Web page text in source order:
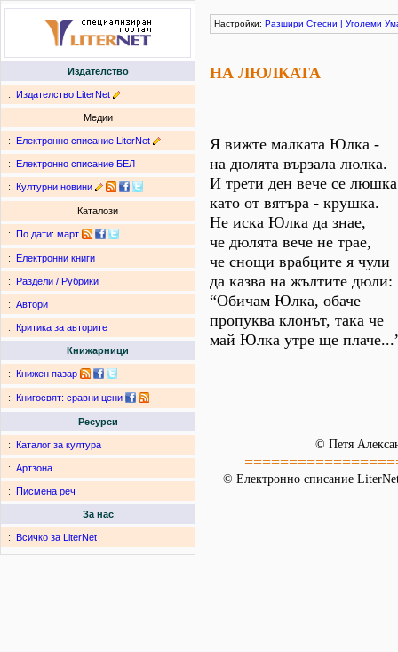
Издателство
:. Издателство LiterNet
Медии
:. Електронно списание LiterNet
:. Електронно списание БЕЛ
:. Културни новини
Каталози
:. По дати: март
:. Електронни книги
:. Раздели / Рубрики
:. Автори
:. Критика за авторите
Книжарници
:. Книжен пазар
:. Книгосвят: сравни цени
Ресурси
:. Каталог за култура
:. Артзона
:. Писмена реч
За нас
:. Всичко за LiterNet
Настройки: Разшири Стесни | Уголеми
НА ЛЮЛКАТА
Я вижте малката Юлка -
на дюлята вързала люлка.
И трети ден вече се люшка
като от вятъра - крушка.
Не иска Юлка да знае,
че дюлята вече не трае,
че снощи врабците я чули
да казва на жълтите дюли:
“Обичам Юлка, обаче
пропуква клонът, така че
май Юлка утре ще
© Петя
© Електронно списание